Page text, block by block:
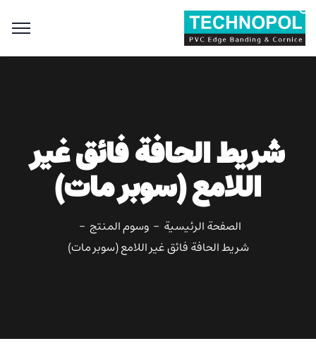
Search
for:
Search Button
شريط الحافة فائق غير
اللامع (سوبر مات)
الصفحة الرئيسية
وسوم المنتج
شريط الحافة فائق غير اللامع (سوبر مات)